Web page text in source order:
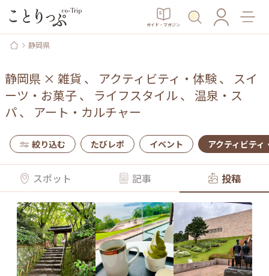
ガイド・マガジン
静岡県
静岡県 × 雑貨 、 アクティビティ・体験、 スイ
ーツ・お菓子、 ライフスタイル、 温泉・ス
パ、 アート・カルチャー
絞り込む たびレポ イベント アクティビティ
スポット 記事 投稿